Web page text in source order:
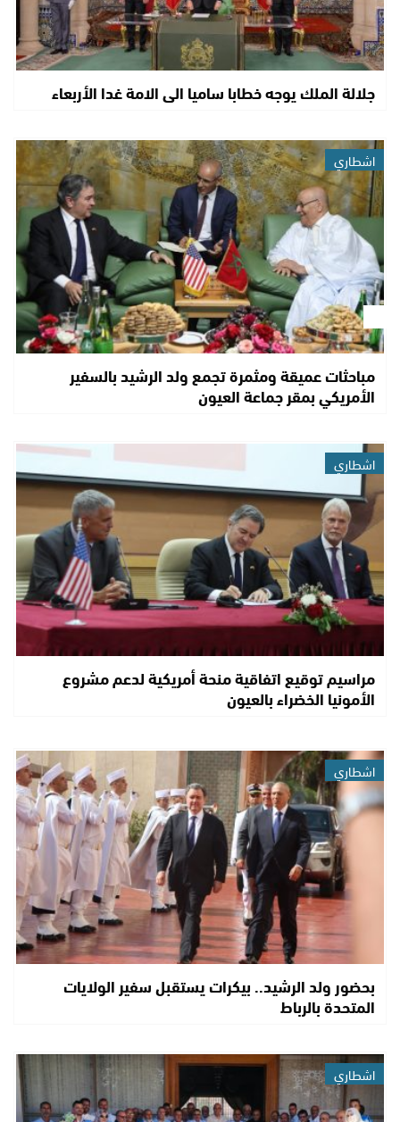
جلالة الملك يوجه خطابا ساميا الى الامة غدا الأربعاء
اشطاري
مباحثات عميقة ومثمرة تجمع ولد الرشيد بالسفير
الأمريكي بمقر جماعة العيون
اشطاري
مراسيم توقيع اتفاقية منحة أمريكية لدعم مشروع
الأمونيا الخضراء بالعيون
اشطاري
بحضور ولد الرشيد.. بيكرات يستقبل سفير الولايات
المتحدة بالرباط
اشطاري